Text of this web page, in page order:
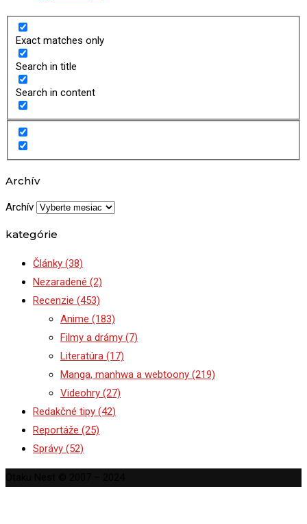
Exact matches only
Search in title
Search in content
Archív
Archív
kategórie
Články (38)
Nezaradené (2)
Recenzie (453)
Anime (183)
Filmy a drámy (7)
Literatúra (17)
Manga, manhwa a webtoony (219)
Videohry (27)
Redakčné tipy (42)
Reportáže (25)
Správy (52)